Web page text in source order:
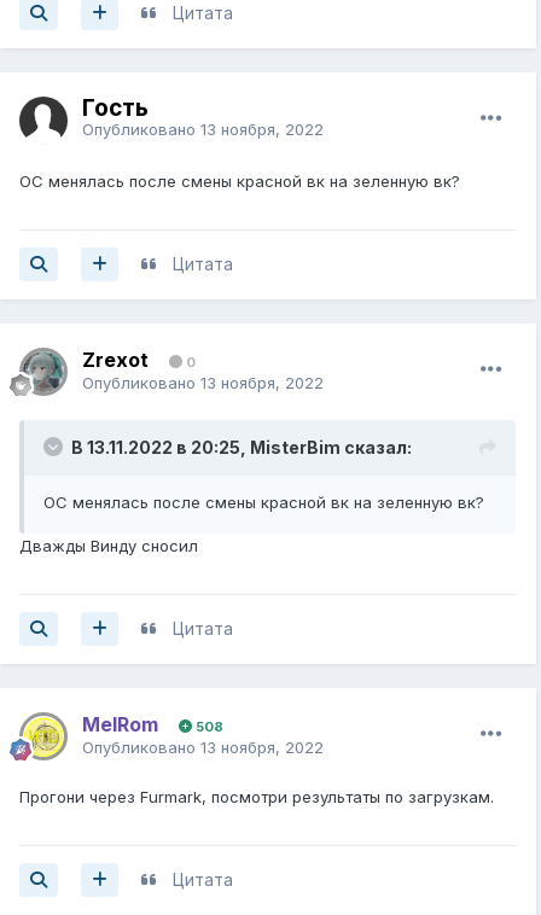
Цитата
Гость
Опубликовано 13 ноября, 2022
ОС менялась после смены красной вк на зеленную вк?
Цитата
Zrexot 0
Опубликовано 13 ноября, 2022
В 13.11.2022 в 20:25, MisterBim сказал:
ОС менялась после смены красной вк на зеленную вк?
Дважды Винду сносил
Цитата
MelRom 508
Опубликовано 13 ноября, 2022
Прогони через Furmark, посмотри результаты по загрузкам.
Цитата